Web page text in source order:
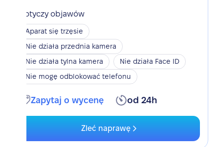
Dotyczy objawów
Aparat się trzęsie
Nie działa przednia kamera
Nie działa tylna kamera
Nie działa Face ID
Nie mogę odblokować telefonu
Zapytaj o wycenę od 24h
Zleć naprawę